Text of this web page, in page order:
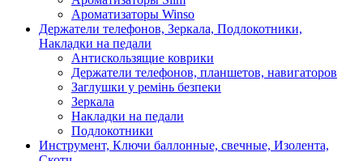
Ароматизаторы Winso
Держатели телефонов, Зеркала, Подлокотники,
Накладки на педали
Антискользящие коврики
Держатели телефонов, планшетов, навигаторов
Заглушки у ремінь безпеки
Зеркала
Накладки на педали
Подлокотники
Инструмент, Ключи баллонные, свечные, Изолента,